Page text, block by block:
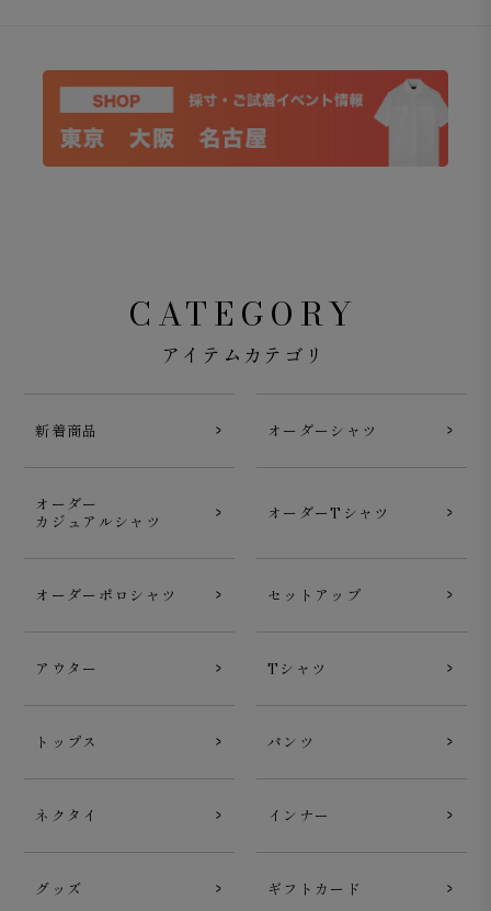
CATEGORY
アイテムカテゴリ
新着商品 オーダーシャツ
オーダー
カジュアルシャツ
オーダーTシャツ
オーダーポロシャツ セットアップ
アウター Tシャツ
トップス パンツ
ネクタイ インナー
グッズ ギフトカード